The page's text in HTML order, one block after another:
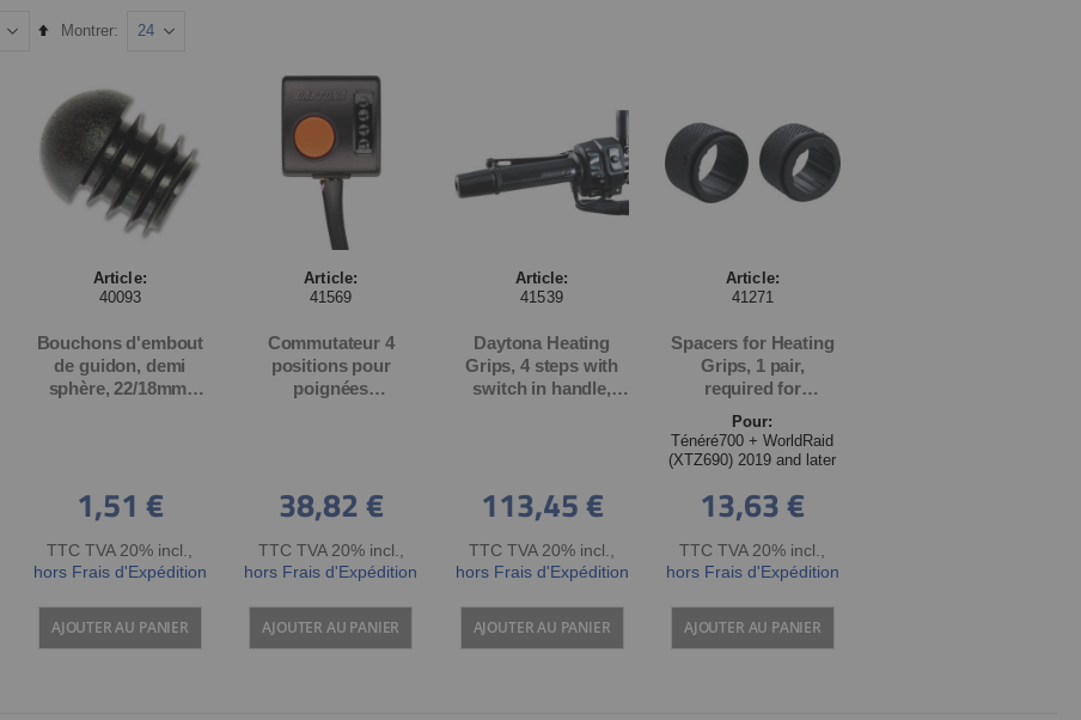
Set
Direction
Montrer
Article:
40093
Bouchons d'embout
de guidon, demi
sphère, 22/18mm,
1,51 €
TTC TVA 20% incl.
hors Frais d'Expédition
AJOUTER AU PANIER
Article:
41569
Commutateur 4
positions pour
poignées
38,82 €
TTC TVA 20% incl.
hors Frais d'Expédition
AJOUTER AU PANIER
Article:
41539
Daytona Heating
Grips, 4 steps with
switch in handle,
necessary order item
40089/40093)
113,45 €
TTC TVA 20% incl.
hors Frais d'Expédition
AJOUTER AU PANIER
Article:
41271
Spacers for Heating
Grips, 1 pair,
required for
mounting the 120mm
heating grips, OEM
YME-F296E-00-00
Pour:
Ténéré700 + WorldRaid
(XTZ690) 2019 and later
13,63 €
TTC TVA 20% incl.
hors Frais d'Expédition
AJOUTER AU PANIER